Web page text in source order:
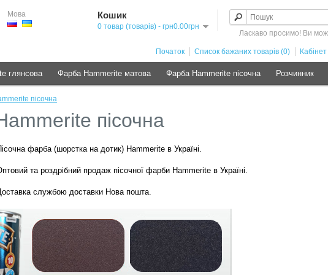
Мова Кошик
0 товар (товарів) - грн0.00грн
Ласкаво просимо! Ви
Початок
Список бажаних товарів (0) Кабінет
глянсова Фарба Hammerite матова Фарба Hammerite пісочна Розчинник
пісочна
пісочна
фарба (шорстка на дотик) Hammerite в Україні.
та роздрібний продаж пісочної фарби Hammerite в Україні.
службою доставки Нова пошта.